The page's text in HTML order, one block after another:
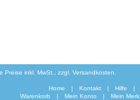
Preise inkl. MwSt., zzgl. Versandkosten.
Home | Kontakt | Hilfe
|
Warenkorb
| Mein Konto | Mein